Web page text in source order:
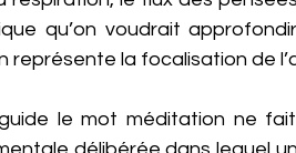
qu’on voudrait
représente la focalisation de
le mot méditation ne
délibérée dans lequel